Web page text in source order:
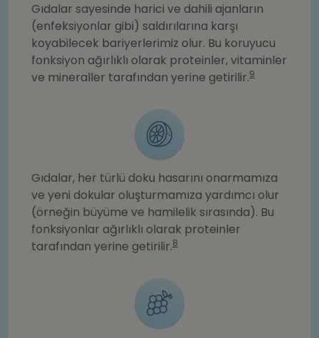
Gıdalar sayesinde harici ve dahili ajanların
(enfeksiyonlar gibi) saldırılarına karşı
koyabilecek bariyerlerimiz olur. Bu koruyucu
fonksiyon ağırlıklı olarak proteinler, vitaminler
ve mineraller tarafından yerine getirilir.9
Gıdalar, her türlü doku hasarını onarmamıza
ve yeni dokular oluşturmamıza yardımcı olur
(örneğin büyüme ve hamilelik sırasında). Bu
fonksiyonlar ağırlıklı olarak proteinler
tarafından yerine getirilir.8